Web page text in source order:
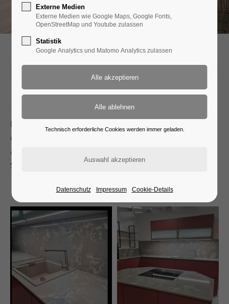
Die Küchenarbeitsplatte und Nischenrückwand im Foto ist
das Dekor ICE WHITE von Compac®. Die Struktur erinnert
an eisige Seenlandschaften und Schneekristalle.
Spektakulär ist außerdem die Tiefenwirkung des Dekors.
Externe Medien
Externe Medien wie Google Maps, Google Fonts,
OpenStreetMap und Youtube zulassen
Statistik
Google Analytics und Matomo Analytics zulassen
Technisch erforderliche Cookies werden immer geladen.
Datenschutz Impressum Cookie-Details